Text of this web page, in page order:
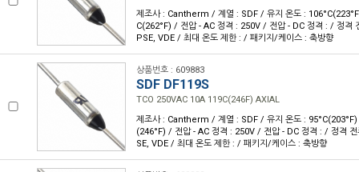
제조사 : Cantherm / 계열 : SDF / 유지 온도 :
C(262°F) / 전압 - AC 정격 : 250V / 전압 - DC 정격 : / 정격
PSE, VDE / 최대 온도 제한 : / 패키지/케이스 : 축방향
상품번호 : 609883
SDF DF119S
TCO 250VAC 10A 119C(246F) AXIAL
제조사 : Cantherm / 계열 : SDF / 유지 온도 : 95°C(203°F)
(246°F) / 전압 - AC 정격 : 250V / 전압 - DC 정격 : / 정격
SE, VDE / 최대 온도 제한 : / 패키지/케이스 : 축방향